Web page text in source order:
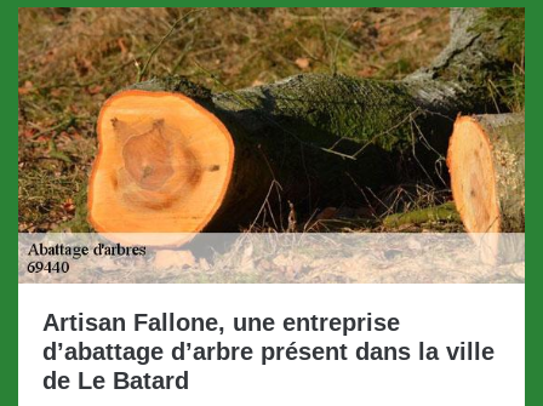
Artisan Fallone, une entreprise
d’abattage d’arbre présent dans la ville
de Le Batard